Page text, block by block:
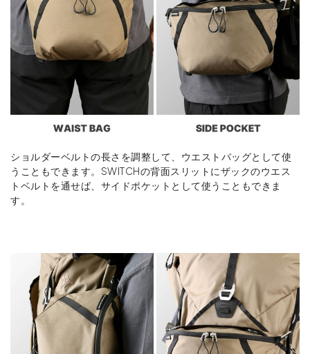
ショルダーベルトの長さを調整して、ウエストバッグとして使
うこともできます。SWITCHの背面スリットにザックのウエス
トベルトを通せば、サイドポケットとして使うこともできま
す。